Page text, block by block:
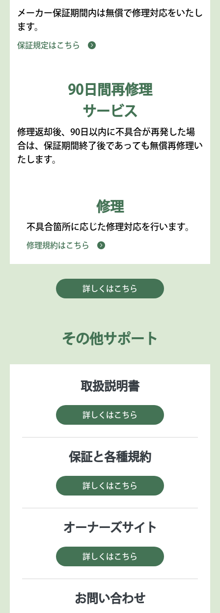
メーカー保証期間内は無償で修理対応をいたし
ます。
保証規定はこちら
90日間再修理
サービス
修理返却後、90日以内に不具合が再発した場
合は、保証期間終了後であっても無償再修理い
たします。
修理
不具合箇所に応じた修理対応を行います。
修理規約はこちら
詳しくはこちら
その他サポート
取扱説明書
詳しくはこちら
保証と各種規約
詳しくはこちら
オーナーズサイト
詳しくはこちら
お問い合わせ